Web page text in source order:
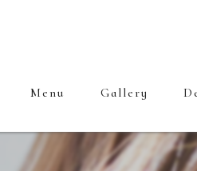
Menu Gallery